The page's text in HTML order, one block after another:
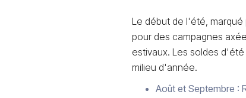
Le début de l'été,
pour des campagnes
estivaux. Les soldes
milieu d'année.
Août et Septembre :